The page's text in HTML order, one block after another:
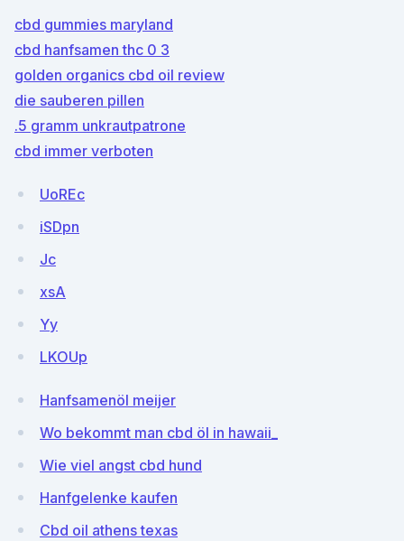
cbd gummies maryland
cbd hanfsamen thc 0 3
golden organics cbd oil review
die sauberen pillen
.5 gramm unkrautpatrone
cbd immer verboten
UoREc
iSDpn
Jc
xsA
Yy
LKOUp
Hanfsamenöl meijer
Wo bekommt man cbd öl in hawaii_
Wie viel angst cbd hund
Hanfgelenke kaufen
Cbd oil athens texas